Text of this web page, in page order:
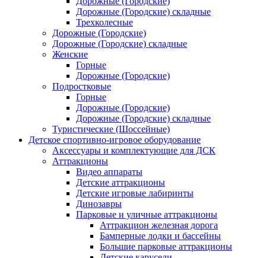
Дорожные (Городские) складные
Трехколесные
Дорожные (Городские)
Дорожные (Городские) складные
Женские
Горные
Дорожные (Городские)
Подростковые
Горные
Дорожные (Городские)
Дорожные (Городские) складные
Туристические (Шоссейные)
Детское спортивно-игровое оборудование
Аксессуары и комплектующие для ДСК
Аттракционы
Видео аппараты
Детские аттракционы
Детские игровые лабиринты
Динозавры
Парковые и уличные аттракционы
Аттракцион железная дорога
Бамперные лодки и бассейны
Большие парковые аттракционы